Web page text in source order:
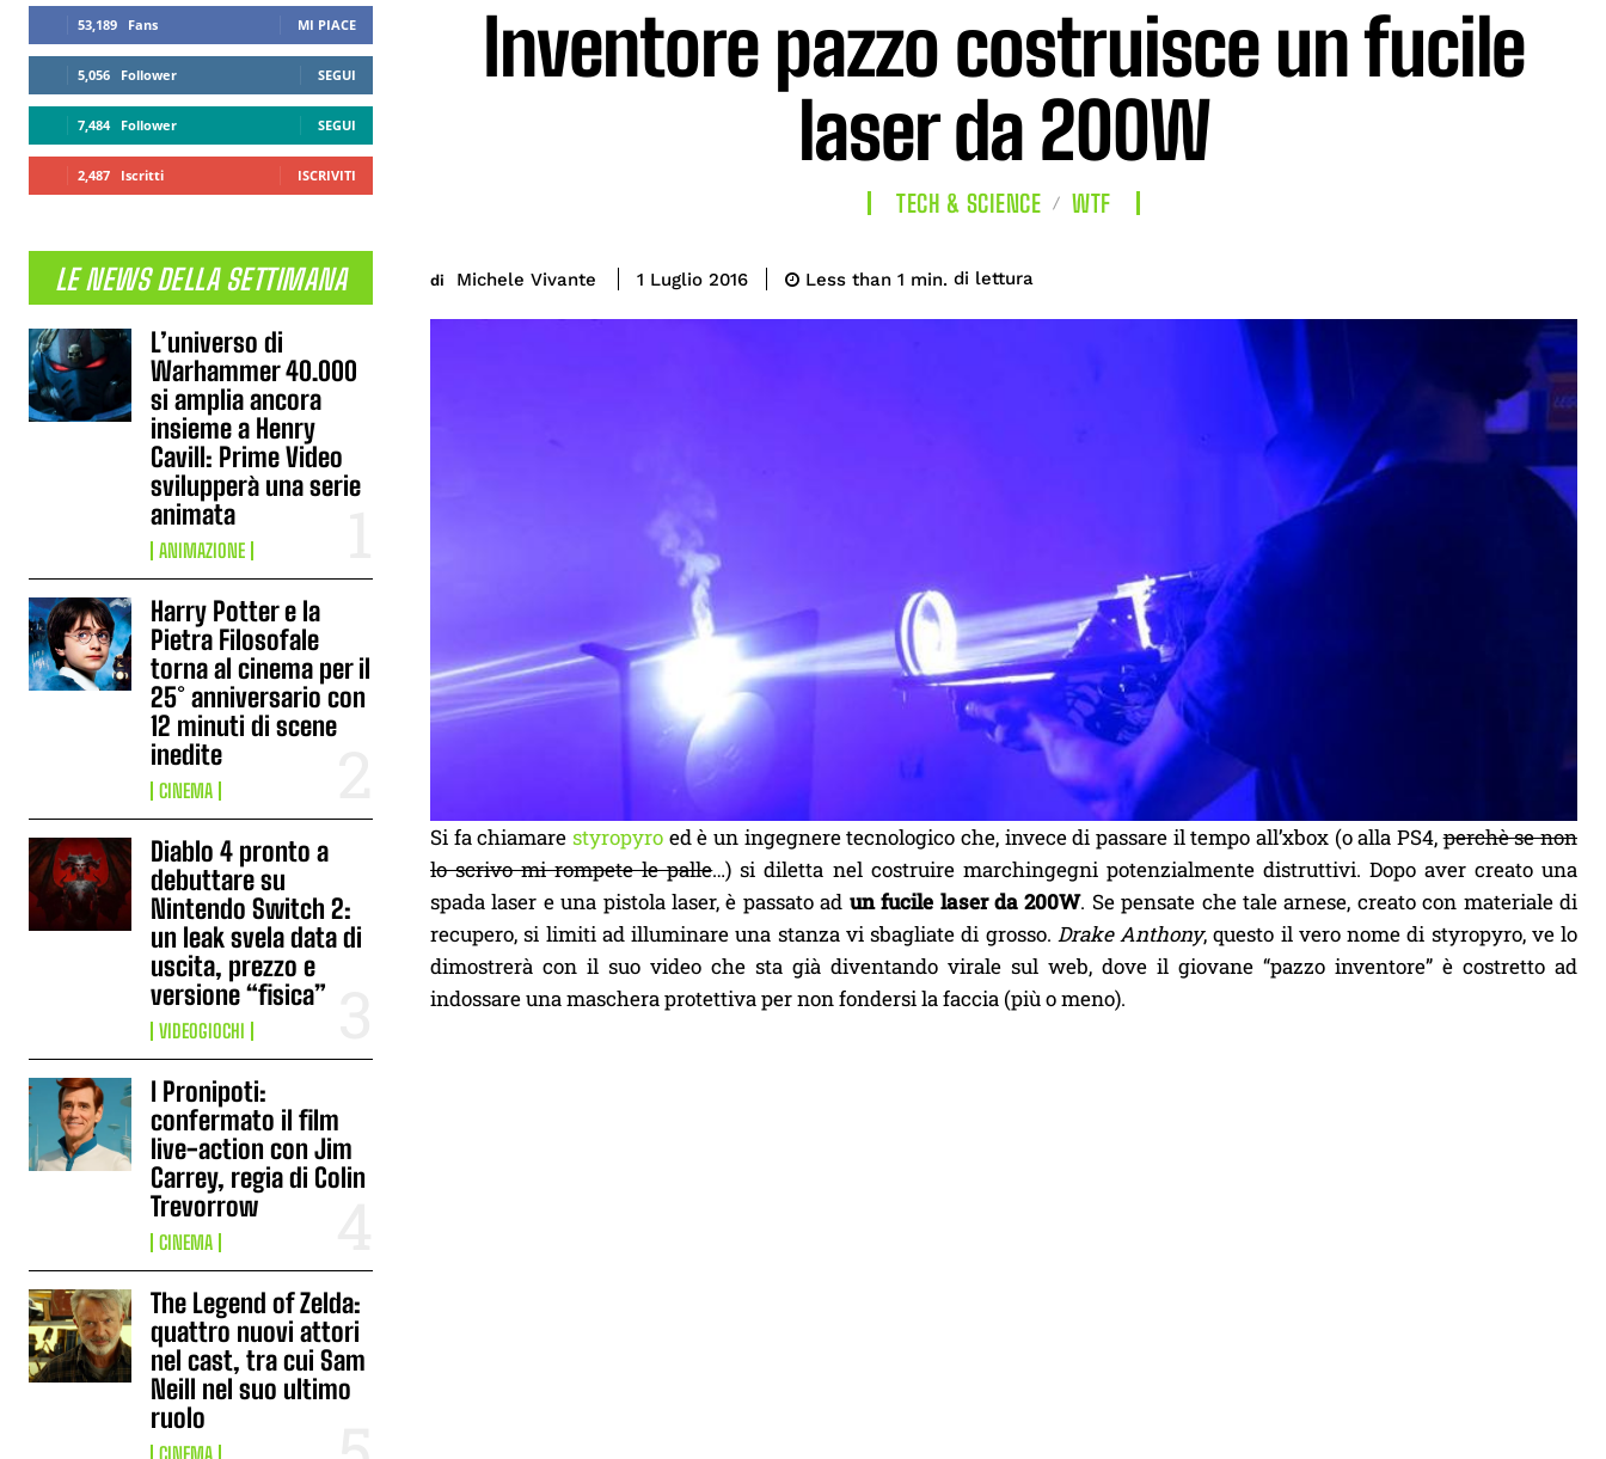
53,189 Fans MI PIACE
5,056 Follower SEGUI
7,484 Follower SEGUI
2,487 Iscritti ISCRIVITI
LE NEWS DELLA SETTIMANA
L’universo di
Warhammer 40.000
si amplia ancora
insieme a Henry
Cavill: Prime Video
svilupperà una serie
animata
ANIMAZIONE
Harry Potter e la
Pietra Filosofale
torna al cinema per il
25° anniversario con
12 minuti di scene
inedite
CINEMA
Diablo 4 pronto a
debuttare su
Nintendo Switch 2:
un leak svela data di
uscita, prezzo e
versione “fisica”
VIDEOGIOCHI
I Pronipoti:
confermato il film
live-action con Jim
Carrey, regia di Colin
Trevorrow
CINEMA
The Legend of Zelda:
quattro nuovi attori
nel cast, tra cui Sam
Neill nel suo ultimo
ruolo
CINEMA
Inventore pazzo costruisce un fucile
laser da 200W
TECH & SCIENCE WTF
di Michele Vivante 1 Luglio 2016 Less than 1 min. di lettura
Si fa chiamare styropyro ed è un ingegnere tecnologico che, invece di passare il tempo all’xbox (o alla PS4,perchè se non
lo scrivo mi rompete le palle…) si diletta nel costruire marchingegni potenzialmente distruttivi. Dopo aver creato una
spada laser e una pistola laser, è passato ad un fucile laser da 200W. Se pensate che tale arnese, creato con materiale di
recupero, si limiti ad illuminare una stanza vi sbagliate di grosso. Drake Anthony, questo il vero nome di styropyro, ve lo
dimostrerà con il suo video che sta già diventando virale sul web, dove il giovane “pazzo inventore” è costretto ad
indossare una maschera protettiva per non fondersi la faccia (più o meno).